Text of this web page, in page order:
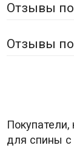
Отзывы
Отзывы
для спины